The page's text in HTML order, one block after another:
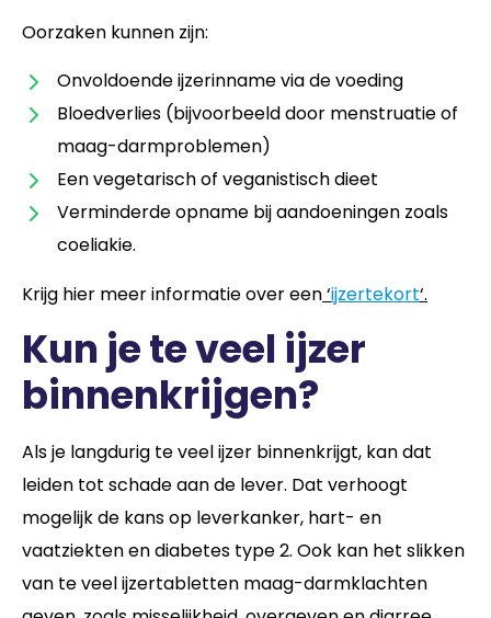
Oorzaken kunnen zijn:
Onvoldoende ijzerinname via de voeding
Bloedverlies (bijvoorbeeld door menstruatie of
maag-darmproblemen)
Een vegetarisch of veganistisch dieet
Verminderde opname bij aandoeningen zoals
coeliakie.
Krijg hier meer informatie over een‘ijzertekort‘.
Kun je te veel ijzer
binnenkrijgen?
Als je langdurig te veel ijzer binnenkrijgt, kan dat
leiden tot schade aan de lever. Dat verhoogt
mogelijk de kans op leverkanker, hart- en
vaatziekten en diabetes type 2. Ook kan het slikken
van te veel ijzertabletten maag-darmklachten